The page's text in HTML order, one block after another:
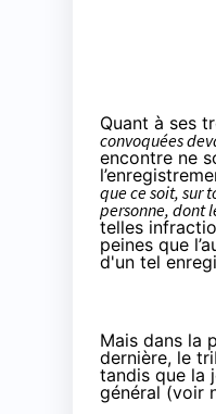
Quant à ses
convoquées
encontre ne
que ce soit, sur
personne, dont
telles
peines que
d'un tel
Mais dans la
dernière, le
tandis que la
général (voir